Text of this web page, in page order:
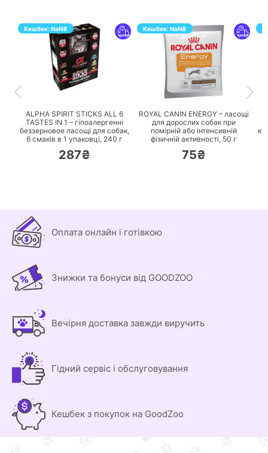
Кешбек:NaN₴
ПЕРЕЙТИ
ALPHA SPIRIT STICKS ALL 6
TASTES IN 1 – гіпоалергенні
беззерновое ласощі для собак,
6 смаків в 1 упаковці, 240 г
287₴
Кешбек:NaN₴
ПЕРЕЙТИ
ROYAL CANIN ENERGY – ласощі
для дорослих собак при
помірній або інтенсивній
фізичній активності, 50 г
75₴
Оплата онлайн і готівкою
Знижки та бонуси від GOODZOO
Вечірня доставка завжди виручить
Гідний сервіс і обслуговування
Кешбек з покупок на GoodZoo